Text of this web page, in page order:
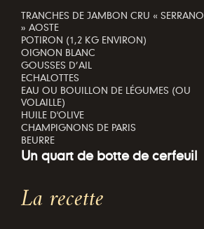
TRANCHES DE JAMBON CRU « SERRANO
» AOSTE
POTIRON (1,2 KG ENVIRON)
OIGNON BLANC
GOUSSES D’AIL
ECHALOTTES
EAU OU BOUILLON DE LÉGUMES (OU
VOLAILLE)
HUILE D'OLIVE
CHAMPIGNONS DE PARIS
BEURRE
Un quart de botte de cerfeuil
La recette